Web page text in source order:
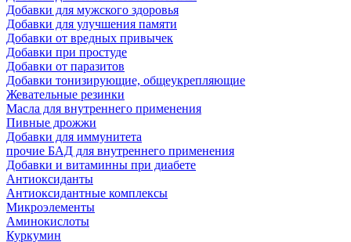
Добавки для мужского здоровья
Добавки для улучшения памяти
Добавки от вредных привычек
Добавки при простуде
Добавки от паразитов
Добавки тонизирующие, общеукрепляющие
Жевательные резинки
Масла для внутреннего применения
Пивные дрожжи
Добавки для иммунитета
прочие БАД для внутреннего применения
Добавки и витаминны при диабете
Антиоксиданты
Антиоксидантные комплексы
Микроэлементы
Аминокислоты
Куркумин